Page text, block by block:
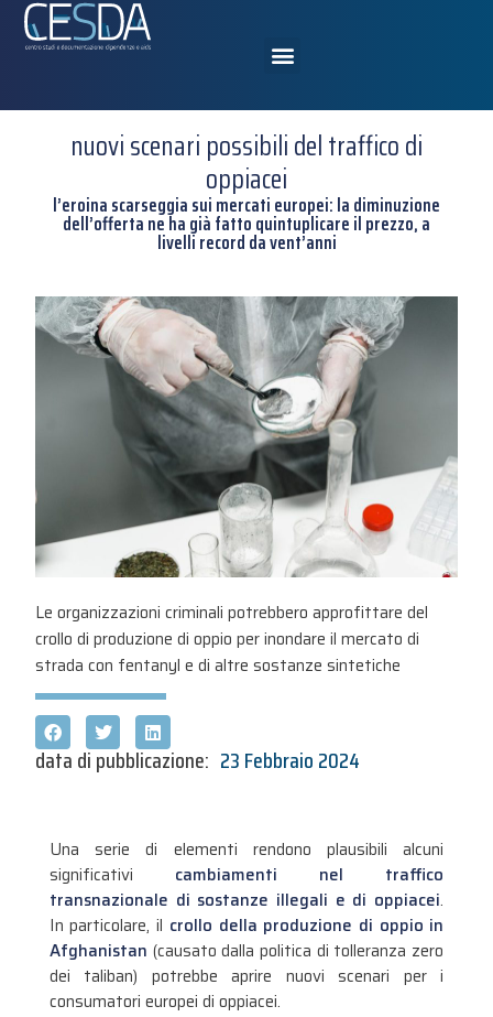
nuovi scenari possibili del traffico di
oppiacei
l’eroina scarseggia sui mercati europei: la diminuzione
dell’offerta ne ha già fatto quintuplicare il prezzo, a
livelli record da vent’anni
Le organizzazioni criminali potrebbero approfittare del
crollo di produzione di oppio per inondare il mercato di
strada con fentanyl e di altre sostanze sintetiche
data di pubblicazione: 23 Febbraio 2024
Una serie di elementi rendono plausibili alcuni
significativi cambiamenti nel traffico
transnazionale di sostanze illegali e di oppiacei.
In particolare, il crollo della produzione di oppio in
Afghanistan (causato dalla politica di tolleranza zero
dei taliban) potrebbe aprire nuovi scenari per i
consumatori europei di oppiacei.